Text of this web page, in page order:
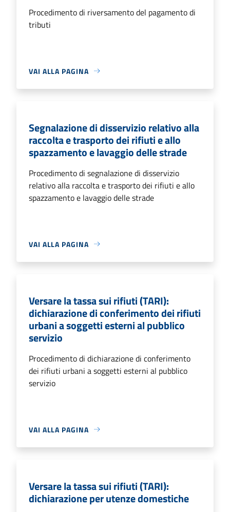
Procedimento di riversamento del pagamento di
tributi
VAI ALLA PAGINA
Segnalazione di disservizio relativo alla
raccolta e trasporto dei rifiuti e allo
spazzamento e lavaggio delle strade
Procedimento di segnalazione di disservizio
relativo alla raccolta e trasporto dei rifiuti e allo
spazzamento e lavaggio delle strade
VAI ALLA PAGINA
Versare la tassa sui rifiuti (TARI):
dichiarazione di conferimento dei rifiuti
urbani a soggetti esterni al pubblico
servizio
Procedimento di dichiarazione di conferimento
dei rifiuti urbani a soggetti esterni al pubblico
servizio
VAI ALLA PAGINA
Versare la tassa sui rifiuti (TARI):
dichiarazione per utenze domestiche